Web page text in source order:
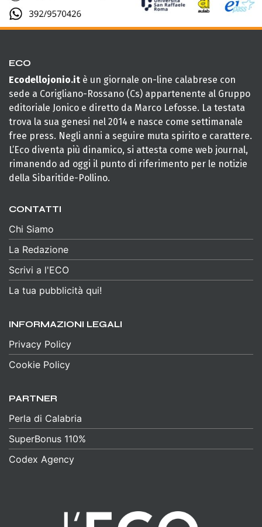
ECO
Ecodellojonio.it è un giornale on-line calabrese con
sede a Corigliano-Rossano (Cs) appartenente al Gruppo
editoriale Jonico e diretto da Marco Lefosse. La testata
trova la sua genesi nel 2014 e nasce come settimanale
free press. Negli anni a seguire muta spirito e carattere.
L’Eco diventa più dinamico, si attesta come web journal,
rimanendo ad oggi il punto di riferimento per le notizie
della Sibaritide-Pollino.
CONTATTI
Chi Siamo
La Redazione
Scrivi a l'ECO
La tua pubblicità qui!
INFORMAZIONI LEGALI
Privacy Policy
Cookie Policy
PARTNER
Perla di Calabria
SuperBonus 110%
Codex Agency